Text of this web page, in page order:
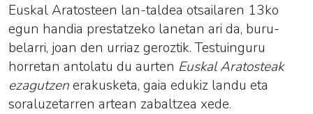
Euskal Aratosteen lan-taldea otsailaren 13ko
egun handia prestatzeko lanetan ari da, buru-
belarri, joan den urriaz geroztik. Testuinguru
horretan antolatu du aurten Euskal Aratosteak
ezagutzenerakusketa, gaia edukiz landu eta
soraluzetarren artean zabaltzea xede.